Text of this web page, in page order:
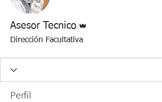
Asesor Tecnico
Dirección Facultativa
Perfil